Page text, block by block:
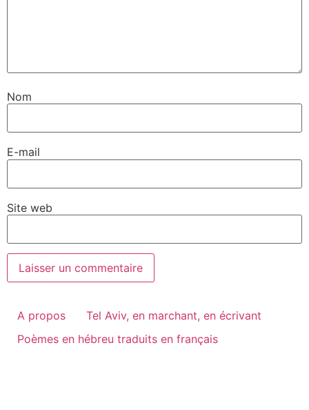
Nom
E-mail
Site web
A propos
Tel Aviv, en marchant, en écrivant
Poèmes en hébreu traduits en français